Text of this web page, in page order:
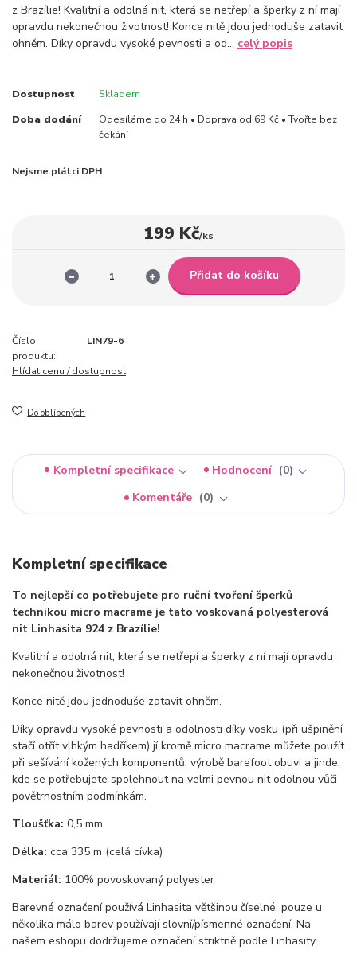
z Brazílie! Kvalitní a odolná nit, která se netřepí a šperky z ní mají
opravdu nekonečnou životnost! Konce nitě jdou jednoduše zatavit
ohněm. Díky opravdu vysoké pevnosti a od... celý popis
Dostupnost Skladem
Doba dodání
Odesíláme do 24 h • Doprava od 69 Kč • Tvořte bez
čekání
Nejsme plátci DPH
199 Kč/ks
Přidat do košíku
Číslo
produktu:
LIN79-6
Hlídat cenu / dostupnost
Do oblíbených
Kompletní specifikace Hodnocení
0
Komentáře
0
Kompletní specifikace
To nejlepší co potřebujete pro ruční tvoření šperků
technikou micro macrame je tato voskovaná polyesterová
nit Linhasita 924 z Brazílie!
Kvalitní a odolná nit, která se netřepí a šperky z ní mají opravdu
nekonečnou životnost!
Konce nitě jdou jednoduše zatavit ohněm.
Díky opravdu vysoké pevnosti a odolnosti díky vosku (při ušpinění
stačí otřít vlhkým hadříkem) jí kromě micro macrame můžete použít
při sešívání kožených komponentů, výrobě barefoot obuvi a jinde,
kde se potřebujete spolehnout na velmi pevnou nit odolnou vůči
povětrnostním podmínkám.
Tloušťka: 0,5 mm
Délka: cca 335 m (celá cívka)
Materiál: 100% povoskovaný polyester
Barevné označení používá Linhasita většinou číselné, pouze u
několika málo barev používají slovní/písmenné označení. Na
našem eshopu dodržujeme označení striktně podle Linhasity.